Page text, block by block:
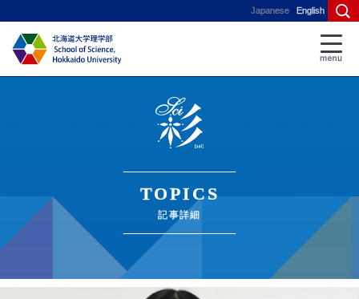
Japanese English
TOPICS
記事詳細